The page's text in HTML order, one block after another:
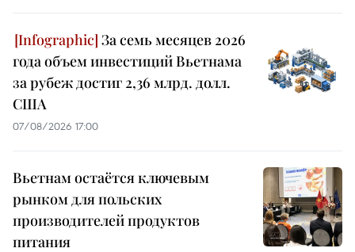
За семь месяцев 2026
года объем инвестиций Вьетнама
за рубеж достиг 2,36 млрд. долл.
США
07/08/2026 17:00
Вьетнам остаётся ключевым
рынком для польских
производителей продуктов
питания